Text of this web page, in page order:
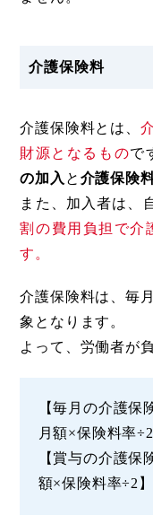
介護保険料
介護保険料とは、
財源となるもので
の加入 と 介護保険
また、加入者は、
割の費用負担で介
す。
介護保険料は、毎
象となります。
よって、労働者が
【毎月の介護保
月額×保険料率÷2
【賞与の介護
額×保険料率÷2】